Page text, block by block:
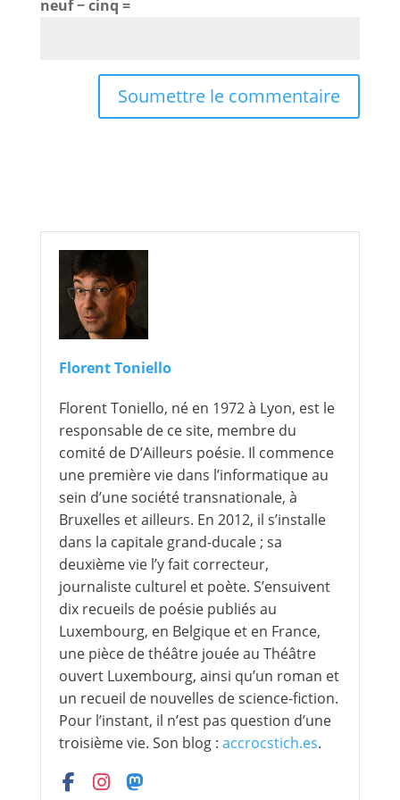
neuf − cinq =
Soumettre le commentaire
Florent Toniello
Florent Toniello, né en 1972 à Lyon, est le
responsable de ce site, membre du
comité de D’Ailleurs poésie. Il commence
une première vie dans l’informatique au
sein d’une société transnationale, à
Bruxelles et ailleurs. En 2012, il s’installe
dans la capitale grand-ducale ; sa
deuxième vie l’y fait correcteur,
journaliste culturel et poète. S’ensuivent
dix recueils de poésie publiés au
Luxembourg, en Belgique et en France,
une pièce de théâtre jouée au Théâtre
ouvert Luxembourg, ainsi qu’un roman et
un recueil de nouvelles de science-fiction.
Pour l’instant, il n’est pas question d’une
troisième vie. Son blog : accrocstich.es.